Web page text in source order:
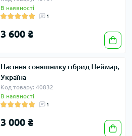
В наявності
1
3 600 ₴
Насіння соняшнику гібрид Неймар,
Україна
Код товару: 40832
В наявності
1
3 000 ₴